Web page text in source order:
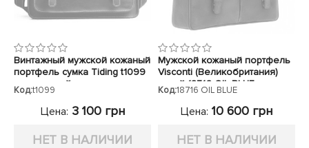
Винтажный мужской кожаный
портфель сумка Tiding t1099
коричневый
Код:t1099
Цена: 3 100 грн
НЕТ В НАЛИЧИИ
Мужской кожаный портфель
Visconti (Великобритания)
синий 18716 OIL BLUE
Код:18716 OIL BLUE
Цена: 10 600 грн
НЕТ В НАЛИЧИИ